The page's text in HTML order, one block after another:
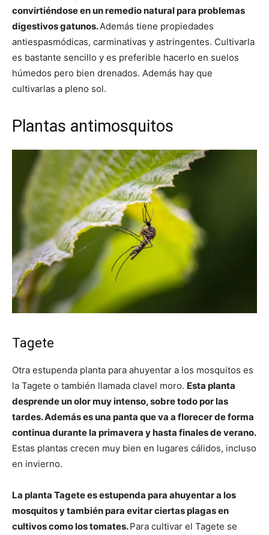
convirtiéndose en un remedio natural para problemas
digestivos gatunos.Además tiene propiedades
antiespasmódicas, carminativas y astringentes. Cultivarla
es bastante sencillo y es preferible hacerlo en suelos
húmedos pero bien drenados. Además hay que
cultivarlas a pleno sol.
Plantas antimosquitos
Tagete
Otra estupenda planta para ahuyentar a los mosquitos es
la Tagete o también llamada clavel moro. Esta planta
desprende un olor muy intenso, sobre todo por las
tardes. Además es una panta que va a florecer de forma
continua durante la primavera y hasta finales de verano.
Estas plantas crecen muy bien en lugares cálidos, incluso
en invierno.
La planta Tagete es estupenda para ahuyentar a los
mosquitos y también para evitar ciertas plagas en
cultivos como los tomates.Para cultivar el Tagete se